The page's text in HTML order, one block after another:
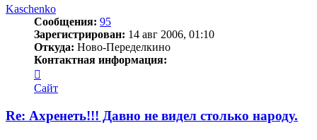
началу
Kaschenko
Сообщения: 95
Зарегистрирован: 14 авг 2006, 01:10
Откуда: Ново-Переделкино
Контактная информация:
информация
Kaschenko
Сайт
Re: Ахренеть!!! Давно не видел столько народу.